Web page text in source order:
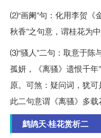
⑵“画阑”句：化用李贺《
秋香”之句意，谓桂花为
⑶“骚人”二句：取意于陈
孤妍，《离骚》遗恨千年
原。可煞：疑问词，犹可
此二句意谓《离骚》多载
鹧鸪天·桂花赏析二